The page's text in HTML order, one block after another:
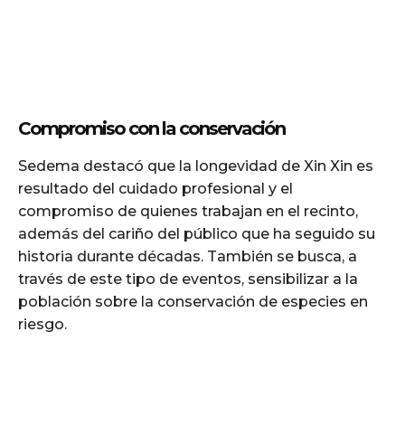
Compromiso con la conservación
Sedema destacó que la longevidad de Xin Xin es
resultado del cuidado profesional y el
compromiso de quienes trabajan en el recinto,
además del cariño del público que ha seguido su
historia durante décadas. También se busca, a
través de este tipo de eventos, sensibilizar a la
población sobre la conservación de especies en
riesgo.